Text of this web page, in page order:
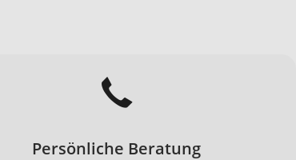
Persönliche Beratung